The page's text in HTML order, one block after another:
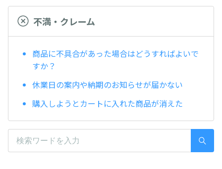
不満・クレーム
商品に不具合があった場合はどうすればよいで
すか？
休業日の案内や納期のお知らせが届かない
購入しようとカートに入れた商品が消えた